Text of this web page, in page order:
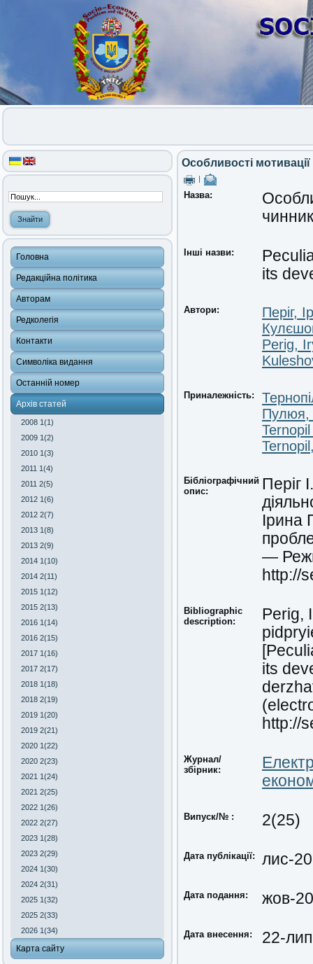
Головна
Редакційна політика
Авторам
Редколегія
Контакти
Символіка видання
Останній номер
Архів статей
2008 1(1)
2009 1(2)
2010 1(3)
2011 1(4)
2011 2(5)
2012 1(6)
2012 2(7)
2013 1(8)
2013 2(9)
2014 1(10)
2014 2(11)
2015 1(12)
2015 2(13)
2016 1(14)
2016 2(15)
2017 1(16)
2017 2(17)
2018 1(18)
2018 2(19)
2019 1(20)
2019 2(21)
2020 1(22)
2020 2(23)
2021 1(24)
2021 2(25)
2022 1(26)
2022 2(27)
2023 1(28)
2023 2(29)
2024 1(30)
2024 2(31)
2025 1(32)
2025 2(33)
2026 1(34)
Карта сайту
Особливості
Назва:
Інші назви:
its
Автори:
Періг,
Perig,
Приналежність:
Пулюя,
Бібліографічний
опис:
Періг
Ірина
—
http://
Bibliographic
description:
Perig,
its
http://
Журнал/
збірник:
Випуск/№ : 2(25)
Дата публікації: лис-
Дата подання: жов-
Дата внесення: 22-